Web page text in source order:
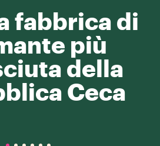
fabbrica di
più
della
Ceca